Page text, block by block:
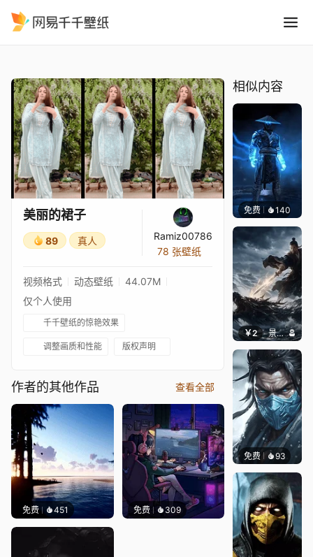
美丽的裙子
89 真人
Ramiz00786
78 张壁纸
视频格式 动态壁纸
44.07M
仅个人使用
千千壁纸的惊艳效果
调整画质和性能 版权声明
作者的其他作品 查看全部
免费 451 免费 309
相似内容
免费 140
￥2 景毅6688
免费 93 Niara